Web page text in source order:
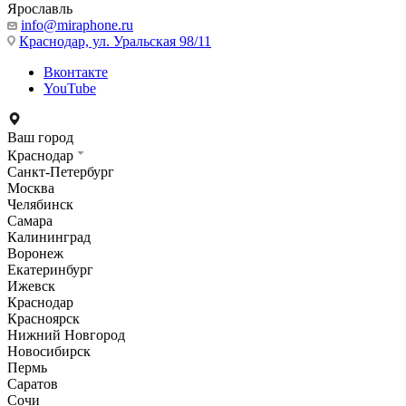
Ярославль
info@miraphone.ru
Краснодар, ул. Уральская 98/11
Вконтакте
YouTube
Ваш город
Краснодар
Санкт-Петербург
Москва
Челябинск
Самара
Калининград
Воронеж
Екатеринбург
Ижевск
Краснодар
Красноярск
Нижний Новгород
Новосибирск
Пермь
Саратов
Сочи